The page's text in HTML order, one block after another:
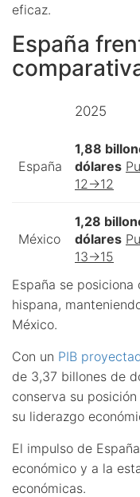
eficaz.
España
2025
España
1,88
dólares
12→12
México
1,28
dólares
13→15
España se
hispana,
México.
Con un PIB
de 3,37 billones de
conserva su
su liderazgo
El impulso de
económico y a la
económicas.